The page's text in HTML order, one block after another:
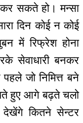
कर सकते हो। मन्सा
दिन कोई न कोई
में रिफ्रेश होना
सेवाधारी बनकर
जो निमित्त बने
हुए आगे बढ़ते चलो
देखेंगे कितने सेन्टर